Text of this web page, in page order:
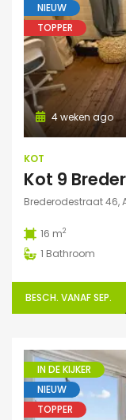
NIEUW
TOPPER
4 weken ago
KOT
Kot 9
Brederodestraat 46,
16 m2
1 Bathroom
BESCH. VANAF SEP.
IN DE KIJKER
NIEUW
TOPPER